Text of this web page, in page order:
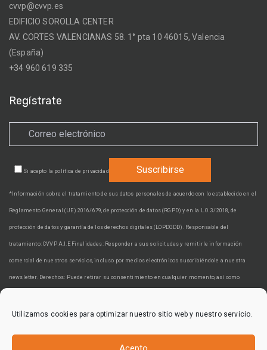
Utilizamos cookies para optimizar nuestro sitio web y nuestro servicio.
cvvp@cvvp.es
EDIFICIO SOROLLA CENTER
AV. CORTES VALENCIANAS 58. 1° pta 10 46015, Valencia
(España)
+34 960 619 335
Regístrate
Si acepto la política de privacidad
*Información sobre el tratamiento de sus datos personales de acuerdo con lo establecido en el
Reglamento General (UE) 2016/679, de protección de datos (RGPD) y en la L.O. 3/2018, de
protección de datos y garantía de los derechos digitales (LOPDGDD). Responsable del
tratamiento: CVVP A.I.E Finalidades: Responder a sus solicitudes y remitirle información
comercial de nuestros servicios, incluso por medios electrónicos suscribiéndole a nuestra
newsletter. Derechos: Puede retirar su consentimiento en cualquier momento, así como
Puede ampliar la información en nuestra Política de privacidad